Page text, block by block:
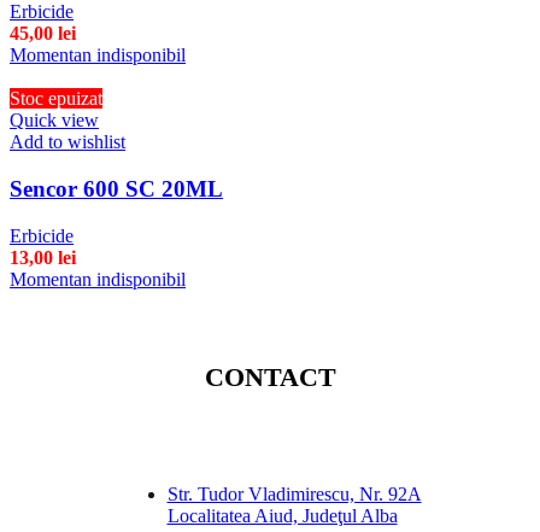
Erbicide
45,00 lei
Momentan indisponibil
Stoc epuizat
Quick view
Add to wishlist
Sencor 600 SC 20ML
Erbicide
13,00 lei
Momentan indisponibil
CONTACT
Str. Tudor Vladimirescu, Nr. 92A
Localitatea Aiud, Judeţul Alba